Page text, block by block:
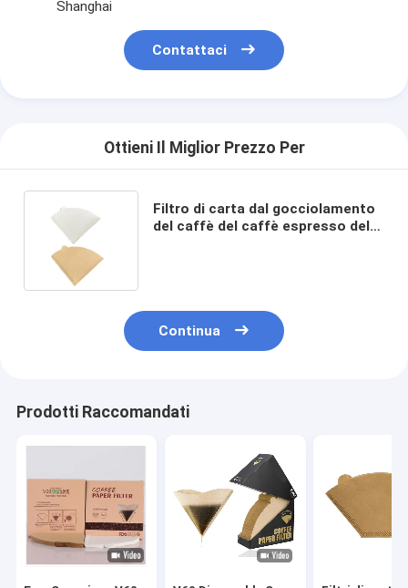
Shanghai
Contattaci
Ottieni Il Miglior Prezzo Per
Filtro di carta dal gocciolamento
del caffè del caffè espresso della
Continua
Prodotti Raccomandati